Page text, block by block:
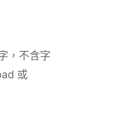
，不含字
或